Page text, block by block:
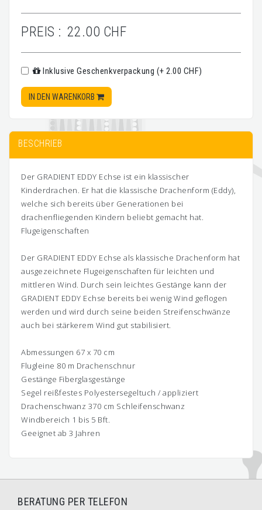
PREIS : 22.00 CHF
Inklusive Geschenkverpackung (+ 2.00 CHF)
IN DEN WARENKORB
BESCHRIEB
Der GRADIENT EDDY Echse ist ein klassischer
Kinderdrachen. Er hat die klassische Drachenform (Eddy),
welche sich bereits über Generationen bei
drachenfliegenden Kindern beliebt gemacht hat.
Flugeigenschaften
Der GRADIENT EDDY Echse als klassische Drachenform hat
ausgezeichnete Flugeigenschaften für leichten und
mittleren Wind. Durch sein leichtes Gestänge kann der
GRADIENT EDDY Echse bereits bei wenig Wind geflogen
werden und wird durch seine beiden Streifenschwänze
auch bei stärkerem Wind gut stabilisiert.
Abmessungen 67 x 70 cm
Flugleine 80 m Drachenschnur
Gestänge Fiberglasgestänge
Segel reißfestes Polyestersegeltuch / appliziert
Drachenschwanz 370 cm Schleifenschwanz
Windbereich 1 bis 5 Bft.
Geeignet ab 3 Jahren
BERATUNG PER TELEFON